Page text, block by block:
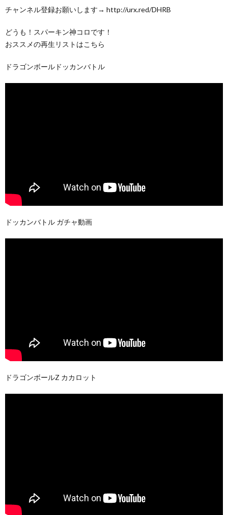
チャンネル登録お願いします→ http://urx.red/DHRB
どうも！スパーキン神コロです！
おススメの再生リストはこちら
ドラゴンボールドッカンバトル
ドッカンバトル ガチャ動画
ドラゴンボールZ カカロット